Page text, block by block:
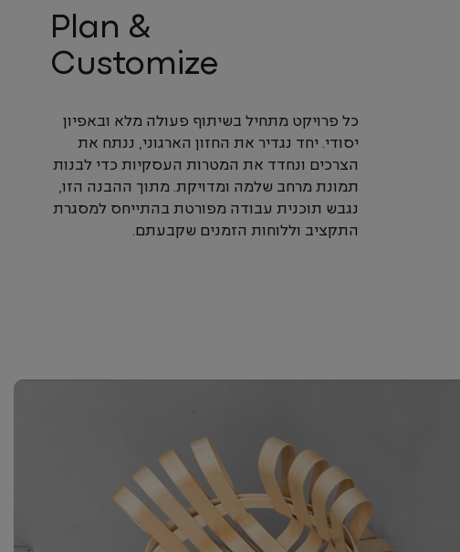
Plan &
Customize
כל פרויקט מתחיל בשיתוף פעולה מלא ובאפיון
יסודי. יחד נגדיר את החזון הארגוני, ננתח את
הצרכים ונחדד את המטרות העסקיות כדי לבנות
תמונת מרחב שלמה ומדויקת. מתוך ההבנה הזו,
נגבש תוכנית עבודה מפורטת בהתייחס למסגרת
התקציב וללוחות הזמנים שקבעתם.